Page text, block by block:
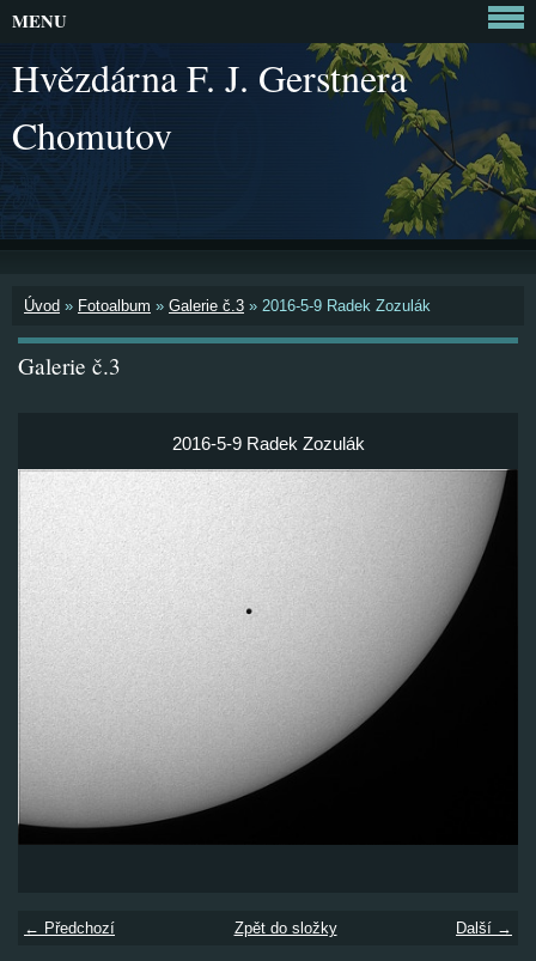
Hvězdárna F. J. Gerstnera
Chomutov
Úvod » Fotoalbum » Galerie č.3 » 2016-5-9 Radek Zozulák
Galerie č.3
2016-5-9 Radek Zozulák
← Předchozí Další →
Zpět do složky
MENU